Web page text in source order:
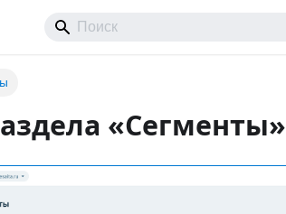
«Сегменты»